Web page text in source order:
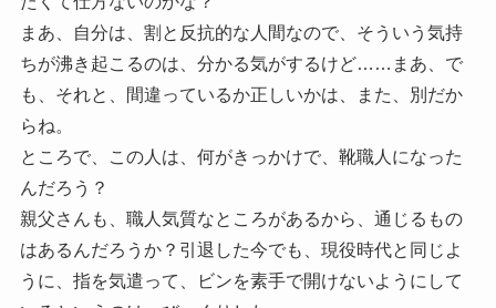
まあ、自分は、割と反抗的な人間なので、そういう気持
ちが沸き起こるのは、分かる気がするけど……まあ、で
も、それと、間違っているか正しいかは、また、別だか
らね。
ところで、この人は、何がきっかけで、靴職人になった
んだろう？
親父さんも、職人気質なところがあるから、通じるもの
はあるんだろうか？引退した今でも、現役時代と同じよ
うに、指を気遣って、ビンを素手で開けないようにして